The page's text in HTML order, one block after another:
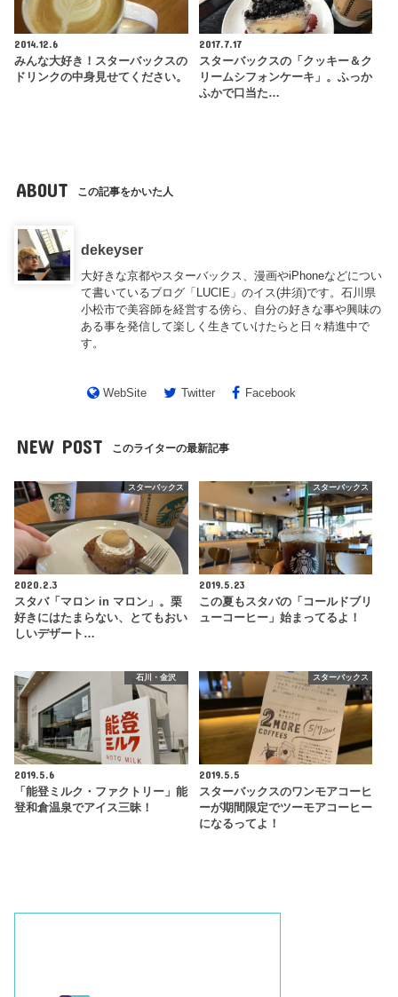
2014.12.6
みんな大好き！スターバックスの
ドリンクの中身見せてください。
2017.7.17
スターバックスの「クッキー＆ク
リームシフォンケーキ」。ふっか
ふかで口当た…
ABOUT この記事をかいた人
dekeyser
大好きな京都やスターバックス、漫画やiPhoneなどについ
て書いているブログ「LUCIE」のイス(井須)です。石川県
小松市で美容師を経営する傍ら、自分の好きな事や興味の
ある事を発信して楽しく生きていけたらと日々精進中で
す。
WebSite Twitter Facebook
NEW POST このライターの最新記事
スターバックス
2020.2.3
スタバ「マロン in マロン」。栗
好きにはたまらない、とてもおい
しいデザート…
スターバックス
2019.5.23
この夏もスタバの「コールドブリ
ューコーヒー」始まってるよ！
石川・金沢
2019.5.6
「能登ミルク・ファクトリー」能
登和倉温泉でアイス三昧！
スターバックス
2019.5.5
スターバックスのワンモアコーヒ
ーが期間限定でツーモアコーヒー
になるってよ！